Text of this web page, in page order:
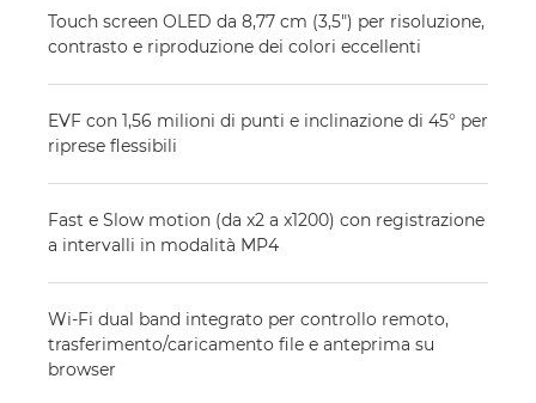
Touch screen OLED da 8,77 cm (3,5") per risoluzione,
contrasto e riproduzione dei colori eccellenti
EVF con 1,56 milioni di punti e inclinazione di 45° per
riprese flessibili
Fast e Slow motion (da x2 a x1200) con registrazione
a intervalli in modalità MP4
Wi-Fi dual band integrato per controllo remoto,
trasferimento/caricamento file e anteprima su
browser